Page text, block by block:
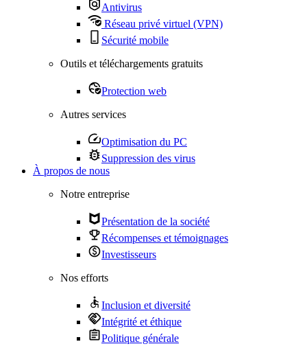
Antivirus
Réseau privé virtuel (VPN)
Sécurité mobile
Outils et téléchargements gratuits
Protection web
Autres services
Optimisation du PC
Suppression des virus
À propos de nous
Notre entreprise
Présentation de la société
Récompenses et témoignages
Investisseurs
Nos efforts
Inclusion et diversité
Intégrité et éthique
Politique générale